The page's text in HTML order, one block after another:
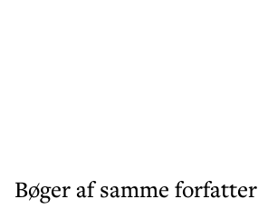
Danmark og Tyskland tager den
journalist og forfatter Jens
Bøger af samme forfatter